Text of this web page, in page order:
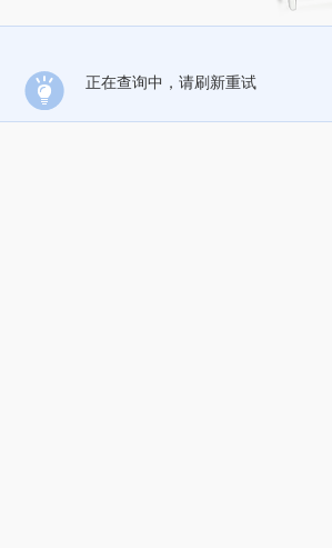
正在查询中，请刷新重试